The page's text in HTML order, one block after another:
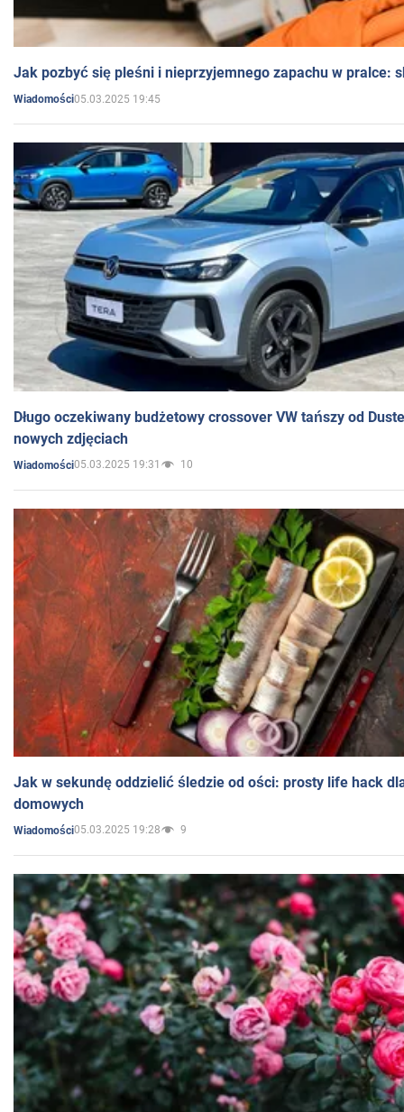
Jak pozbyć się pleśni i nieprzyjemnego zapachu w pralce:
Wiadomości05.03.2025 19:45
Długo oczekiwany budżetowy crossover VW tańszy od
nowych zdjęciach
Wiadomości05.03.2025 19:31 10
Jak w sekundę oddzielić śledzie od ości: prosty life hack
domowych
Wiadomości05.03.2025 19:28 9